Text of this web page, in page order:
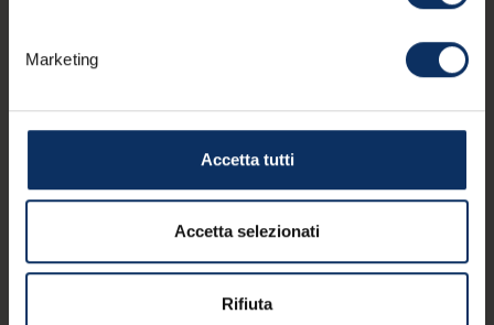
Marketing
Accetta tutti
Accetta selezionati
Rifiuta
Dichiarazione di accessibilità
Privacy policy
Digital Agency: alea.pro
Prenota il ritiro di MyLivignoPass residenti
Turistico srl - Via Rasia 999 - I-23041 Livigno (So) |